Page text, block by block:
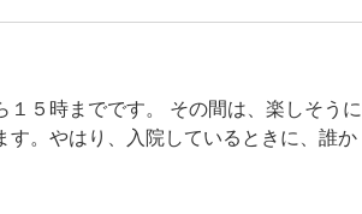
５時までです。 その間は、楽しそうに
。やはり、入院しているときに、誰か